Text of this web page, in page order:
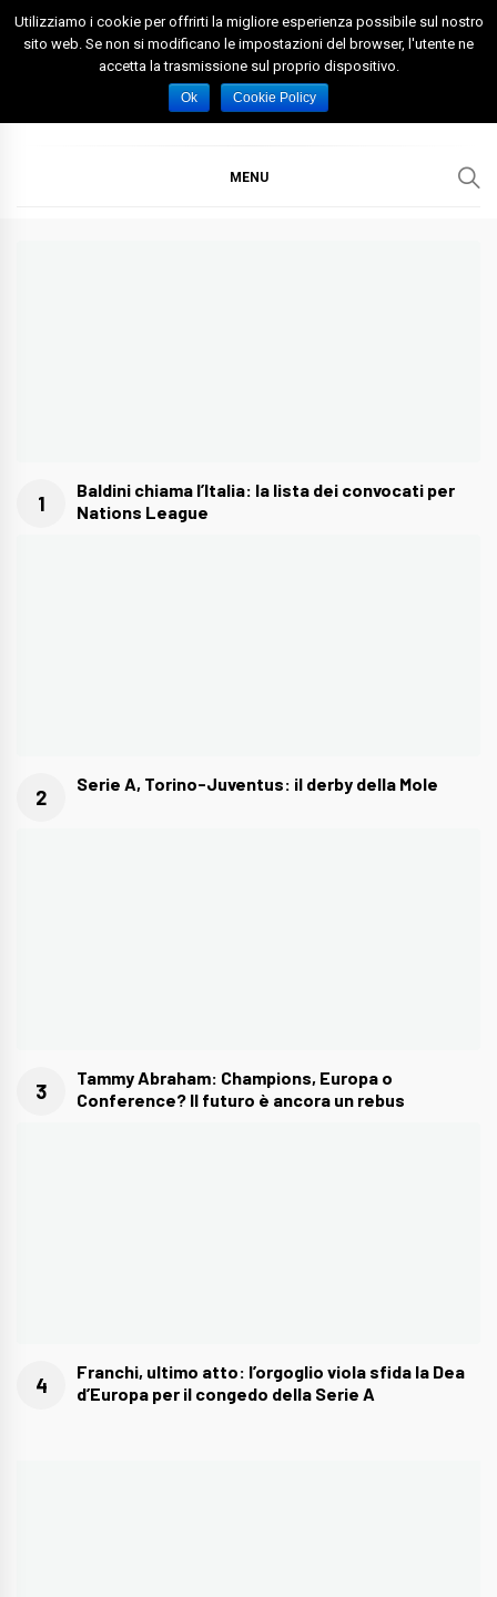
Skip
Spazio Foggia
Foggia News Calcio Eventi e Attività nella Capitanata
MENU
Baldini chiama l’Italia: la lista dei convocati per
Nations League
Serie A, Torino-Juventus: il derby della Mole
Tammy Abraham: Champions, Europa o
Conference? Il futuro è ancora un rebus
Franchi, ultimo atto: l’orgoglio viola sfida la Dea
d’Europa per il congedo della Serie A
Utilizziamo i cookie per offrirti la migliore esperienza possibile sul nostro
sito web. Se non si modificano le impostazioni del browser, l'utente ne
accetta la trasmissione sul proprio dispositivo.
Ok Cookie Policy